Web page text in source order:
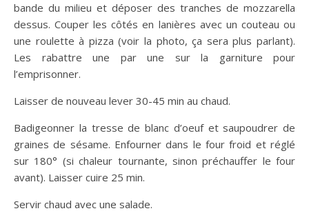
bande du milieu et déposer des tranches de mozzarella
dessus. Couper les côtés en lanières avec un couteau ou
une roulette à pizza (voir la photo, ça sera plus parlant).
Les rabattre une par une sur la garniture pour
l’emprisonner.
Laisser de nouveau lever 30-45 min au chaud.
Badigeonner la tresse de blanc d’oeuf et saupoudrer de
graines de sésame. Enfourner dans le four froid et réglé
sur 180° (si chaleur tournante, sinon préchauffer le four
avant). Laisser cuire 25 min.
Servir chaud avec une salade.